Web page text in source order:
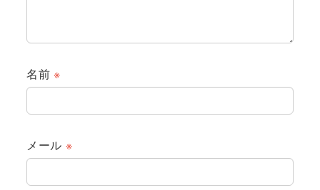
名前※
メール ※